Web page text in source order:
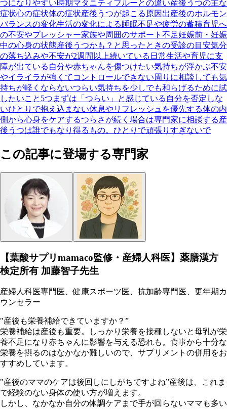
つになりやすい時期マタニティブルーとの違い産後うつの主な
症状心の症状体の症状産後うつが起こる原因 出産後のホルモン
バランスの変化生活の変化による睡眠不足や疲労の蓄積育児へ
の不安やプレッシャー家族や周囲のサポート不足妊娠前・妊娠
中の心身の状態産後うつかも？と思ったときの受診の目安気分
の落ち込みや不安が2週間以上続いている 日常生活や育児に支
障が出ている 自分や赤ちゃんを傷つけたい気持ちが浮かぶ不安
やイライラが強くてコントロールできない周りに相談しても気
持ちが軽くならないつらい気持ちを少しでも和らげるために試
したいこと5つ まずは「つらい」と感じている自分を否定しな
いひとりで抱え込まない休息やリフレッシュを優先する体の内
側から心身をケアするつらさが続く場合は専門家に相談する産
後うつは誰でもなり得るもの。ひとりで頑張りすぎないで
この記事に登場する専門家
【葉酸サプリmamaco監修・産婦人科医】薬膳漢方
検定所有 加藤智子先生
産婦人科医専門医、健康スポーツ医、抗加齢専門医、更年期カ
ウンセラー
"産後も栄養補給できていますか？”
栄養補給は産後も重要。しっかり栄養を接種しないと母乳が栄
養不足になり赤ちゃんに影響を与える恐れも。食事から十分な
栄養を摂るのはなかなか難しいので、サプリメントの併用をお
すすめしています。
"産後のママのケアは後回しにしがちですよね”産後は、これま
で経験のない身体の使い方が増えます。
しかし、なかなか自分の体調ケアまで手が回らないママも多い